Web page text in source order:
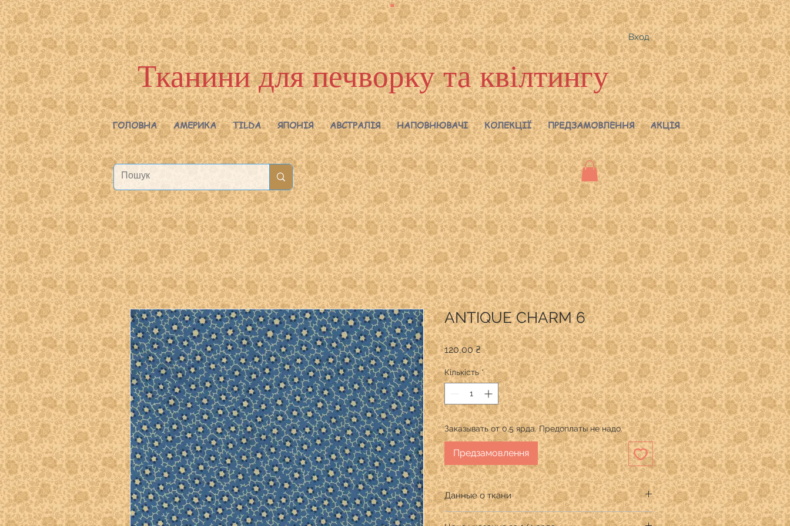
Вход
Тканини для печворку та квілтингу
ГОЛОВНА АМЕРИКА TILDA ЯПОНІЯ АВСТРАЛІЯ НАПОВНЮВАЧІ КОЛЕКЦІЇ ПРЕДЗАМОВЛЕННЯ АКЦІЯ
ANTIQUE CHARM 6
120,00 ₴Ціна
Кількість *
Заказывать от 0,5 ярда. Предоплаты не надо.
Предзамовлення
Данные о ткани
Производитель:QUILTING TREASURES